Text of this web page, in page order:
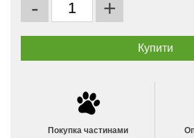
- +
Покупка частинами